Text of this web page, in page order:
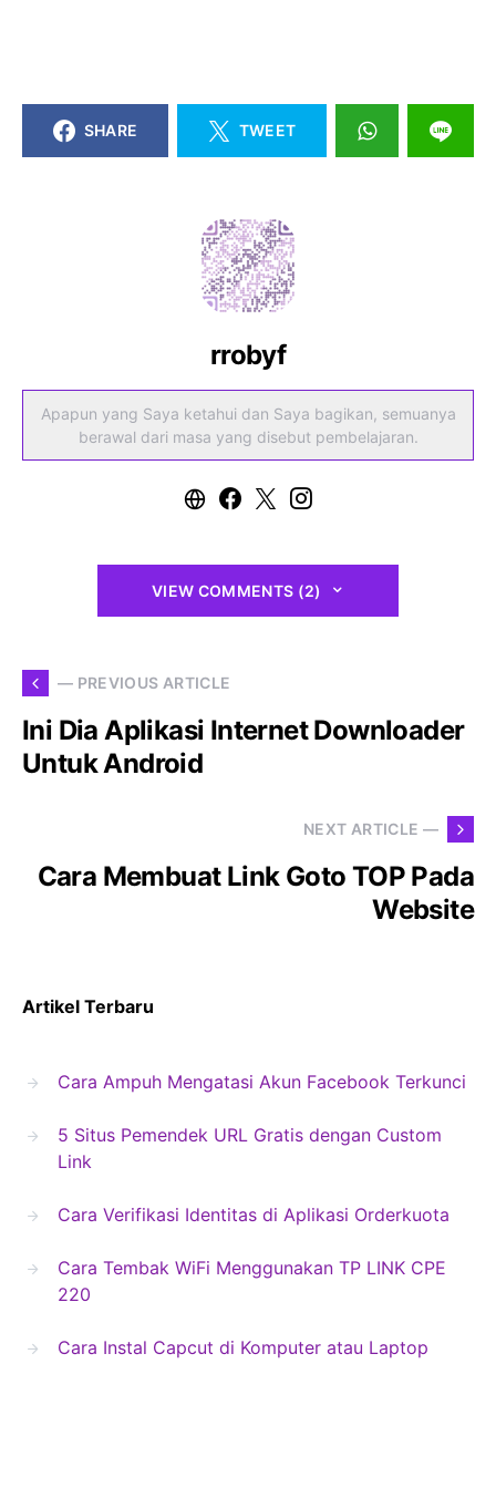
SHARE TWEET
rrobyf
Apapun yang Saya ketahui dan Saya bagikan, semuanya
berawal dari masa yang disebut pembelajaran.
VIEW COMMENTS (2)
— PREVIOUS ARTICLE
Ini Dia Aplikasi Internet Downloader
Untuk Android
NEXT ARTICLE —
Cara Membuat Link Goto TOP Pada
Website
Artikel Terbaru
Cara Ampuh Mengatasi Akun Facebook Terkunci
5 Situs Pemendek URL Gratis dengan Custom
Link
Cara Verifikasi Identitas di Aplikasi Orderkuota
Cara Tembak WiFi Menggunakan TP LINK CPE
220
Cara Instal Capcut di Komputer atau Laptop